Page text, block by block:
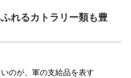
れるカトラリー類も豊
のが、軍の支給品を表す